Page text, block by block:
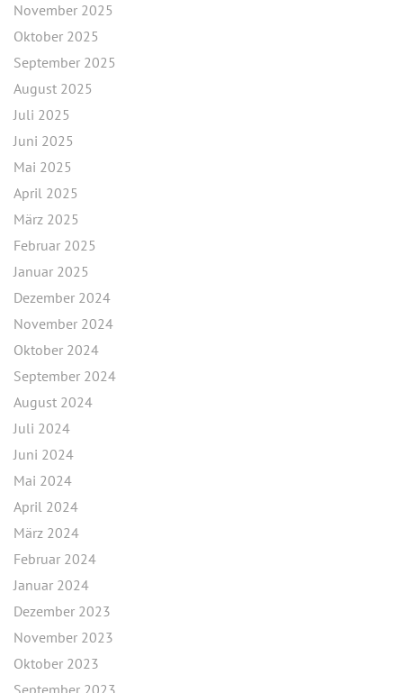
November 2025
Oktober 2025
September 2025
August 2025
Juli 2025
Juni 2025
Mai 2025
April 2025
März 2025
Februar 2025
Januar 2025
Dezember 2024
November 2024
Oktober 2024
September 2024
August 2024
Juli 2024
Juni 2024
Mai 2024
April 2024
März 2024
Februar 2024
Januar 2024
Dezember 2023
November 2023
Oktober 2023